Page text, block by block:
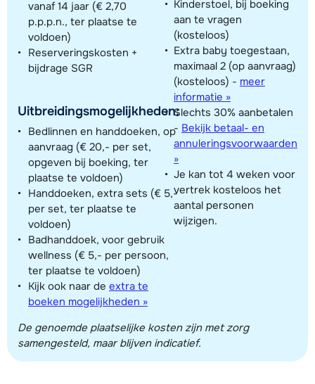
vanaf 14 jaar (€ 2,70
p.p.p.n., ter plaatse te
voldoen)
Reserveringskosten +
bijdrage SGR
Uitbreidingsmogelijkheden:
Bedlinnen en handdoeken, op
aanvraag (€ 20,- per set,
opgeven bij boeking, ter
plaatse te voldoen)
Handdoeken, extra sets (€ 5,-
per set, ter plaatse te
voldoen)
Badhanddoek, voor gebruik
wellness (€ 5,- per persoon,
ter plaatse te voldoen)
Kijk ook naar de extra te
boeken mogelijkheden »
Kinderstoel, bij boeking
aan te vragen
(kosteloos)
Extra baby toegestaan,
maximaal 2 (op aanvraag)
(kosteloos) - meer
informatie »
Slechts 30% aanbetalen
- Bekijk betaal- en
annuleringsvoorwaarden
»
Je kan tot 4 weken voor
vertrek kosteloos het
aantal personen
wijzigen.
De genoemde plaatselijke kosten zijn met zorg
samengesteld, maar blijven indicatief.